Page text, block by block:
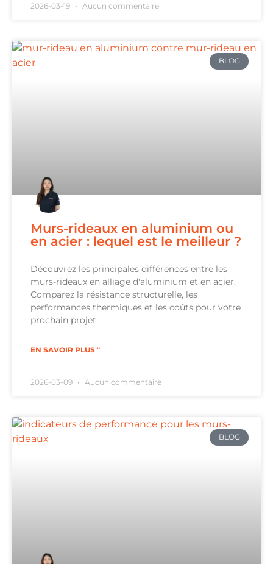
2026-03-19 Aucun commentaire
BLOG
Murs-rideaux en aluminium ou
en acier : lequel est le meilleur ?
Découvrez les principales différences entre les
murs-rideaux en alliage d'aluminium et en acier.
Comparez la résistance structurelle, les
performances thermiques et les coûts pour votre
prochain projet.
EN SAVOIR PLUS "
2026-03-09 Aucun commentaire
BLOG